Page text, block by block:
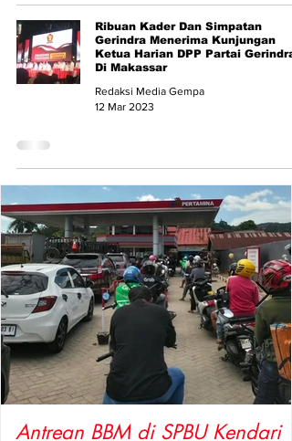
Ribuan Kader Dan Simpatan
Gerindra Menerima Kunjungan
Ketua Harian DPP Partai Gerindra
Di Makassar
Redaksi Media Gempa
12 Mar 2023
Antrean BBM di SPBU Kendari